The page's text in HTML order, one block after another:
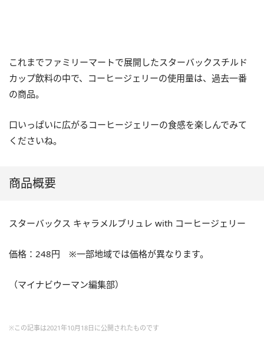
これまでファミリーマートで展開したスターバックスチルド
カップ飲料の中で、コーヒージェリーの使用量は、過去一番
の商品。
口いっぱいに広がるコーヒージェリーの食感を楽しんでみて
くださいね。
商品概要
スターバックス キャラメルブリュレ with コーヒージェリー
価格：248円 ※一部地域では価格が異なります。
（マイナビウーマン編集部）
※この記事は2021年10月18日に公開されたものです